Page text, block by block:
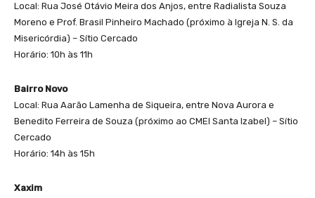
Local: Rua José Otávio Meira dos Anjos, entre Radialista Souza
Moreno e Prof. Brasil Pinheiro Machado (próximo à Igreja N. S. da
Misericórdia) – Sítio Cercado
Horário: 10h às 11h
Bairro Novo
Local: Rua Aarão Lamenha de Siqueira, entre Nova Aurora e
Benedito Ferreira de Souza (próximo ao CMEI Santa Izabel) – Sítio
Cercado
Horário: 14h às 15h
Xaxim